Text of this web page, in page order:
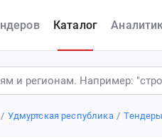
Каталог
Удмуртская республика